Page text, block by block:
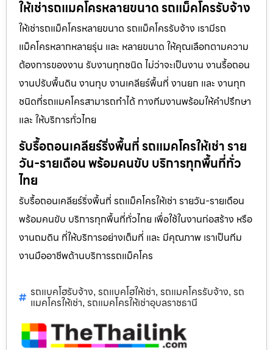
ให้เช่ารถแมคโครหลายขนาด รถแม็คโครรับจ้าง
ให้เช่ารถแม็คโครหลายขนาด รถแม็คโครรับจ้าง เรามีรถ
แม็คโครหลากหลายรุ่น และ หลายขนาด ให้คุณเลือกตามความ
ต้องการของงาน รับงานทุกชนิด ไม่ว่าจะเป็นงาน งานรื้อถอน
งานปรับพื้นดิน งานทุบ งานเคลียร์พื้นที่ งานยก และ งานทุก
ชนิดที่รถแมคโครสามารถทำได้ ทางทีมงานพร้อมให้คำปรึกษา
และ ให้บริการทั่วไทย
รับรื้อถอนเคลียร์ริ่งพื้นที่ รถแมคโครให้เช่า ราย
วัน-รายเดือน พร้อมคนขับ บริการทุกพื้นที่ทั่ว
ไทย
รับรื้อถอนเคลียร์ริ่งพื้นที่ รถแม็คโครให้เช่า รายวัน-รายเดือน
พร้อมคนขับ บริการทุกพื้นที่ทั่วไทย เพื่อใช้ในงานก่อสร้าง หรือ
งานถมดิน ที่ให้บริการอย่างเต็มที่ และ มีคุณภาพ เราเป็นทีม
งานมืออาชีพด้านบริการรถแม็คโคร
รถแบคโฮรับจ้าง, รถแบคโฮให้เช่า, รถแมคโครรับจ้าง, รถ
แมคโครให้เช่า, รถแมคโครให้เช่าอุบลราชธานี